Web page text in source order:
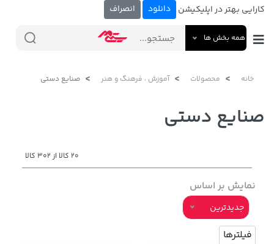
کارایی بهتر در اپلیکیشن دانلود انصراف
همه بخش ها
خانه محصولات آموزش ، فرهنگ و هنر صنایع دستی
صنایع دستی
20 کالا از 302 کالا
نمایش بر اساس
جدیدترین
فیلترها